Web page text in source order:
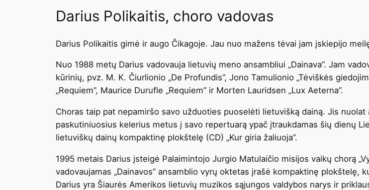
Darius Polikaitis, choro vadovas
Darius Polikaitis gimė ir augo Čikagoje. Jau nuo mažens tėvai jam įskiepijo
Nuo 1988 metų Darius vadovauja lietuvių meno ansambliui „Dainava”. Jam
kūrinių, pvz. M. K. Čiurlionio „De Profundis”, Jono Tamulionio „Tėviškės
„Requiem”, Maurice Durufle „Requiem” ir Morten Lauridsen „Lux Aeterna”.
Choras taip pat nepamiršo savo užduoties puoselėti lietuvišką dainą. Jis
paskutiniuosius kelerius metus į savo repertuarą ypač įtraukdamas šių dienų
lietuviškų dainų kompaktinę plokštelę (CD) „Kur giria žaliuoja”.
1995 metais Darius įsteigė Palaimintojo Jurgio Matulaičio misijos vaikų chorą
vadovaujamas „Dainavos” ansamblio vyrų oktetas įrašė kompaktinę
Darius yra Šiaurės Amerikos lietuvių muzikos sąjungos valdybos narys ir